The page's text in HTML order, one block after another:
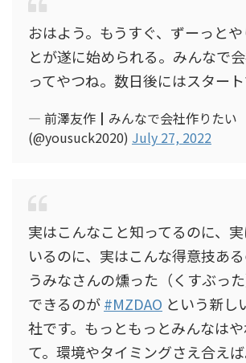
おはよう。もうすぐ、ずーっと
とが遂に始められる。みんなで会
ってやつね。数日後にはスタート
— 前澤友作┃みんなで会社作りたい
(@yousuck2020) July 27, 2022
実はこんなこと知ってるのに、
いるのに、実はこんな得意技あ
うみなさんの燻った（くすぶっ
できるのが#MZDAO という新し
社です。もっともっとみんなは
て。環境やタイミングさえ合え